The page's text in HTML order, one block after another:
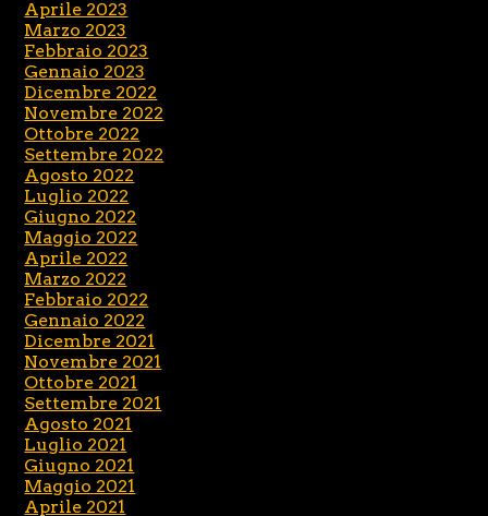
Aprile 2023
Marzo 2023
Febbraio 2023
Gennaio 2023
Dicembre 2022
Novembre 2022
Ottobre 2022
Settembre 2022
Agosto 2022
Luglio 2022
Giugno 2022
Maggio 2022
Aprile 2022
Marzo 2022
Febbraio 2022
Gennaio 2022
Dicembre 2021
Novembre 2021
Ottobre 2021
Settembre 2021
Agosto 2021
Luglio 2021
Giugno 2021
Maggio 2021
Aprile 2021